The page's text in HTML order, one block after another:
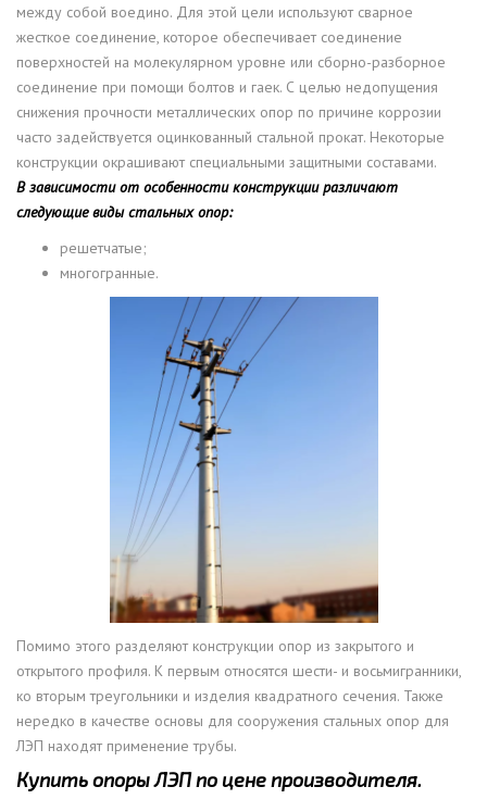
между собой воедино. Для этой цели используют сварное
жесткое соединение, которое обеспечивает соединение
поверхностей на молекулярном уровне или сборно-разборное
соединение при помощи болтов и гаек. С целью недопущения
снижения прочности металлических опор по причине коррозии
часто задействуется оцинкованный стальной прокат. Некоторые
конструкции окрашивают специальными защитными составами.
В зависимости от особенности конструкции различают
следующие виды стальных опор:
решетчатые;
многогранные.
Помимо этого разделяют конструкции опор из закрытого и
открытого профиля. К первым относятся шести- и восьмигранники,
ко вторым треугольники и изделия квадратного сечения. Также
нередко в качестве основы для сооружения стальных опор для
ЛЭП находят применение трубы.
Купить опоры ЛЭП по цене производителя.